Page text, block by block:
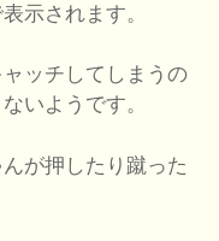
示されます。
ッチしてしまうの
いようです。
が押したり蹴った